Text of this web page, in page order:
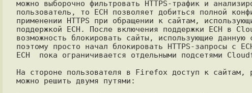
можно выборочно фильтровать HTTPS-трафик и
пользователь, то ECH позволяет добиться полной
применении HTTPS при обращении к сайтам,
поддержкой ECH. После включения поддержки ECH в
возможность блокировать сайты, использующие
поэтому просто начал блокировать HTTPS-запросы с
ECH  пока ограничивается отдельными подсетями
На стороне пользователя в Firefox доступ к сайтам,
можно решить двумя путями: